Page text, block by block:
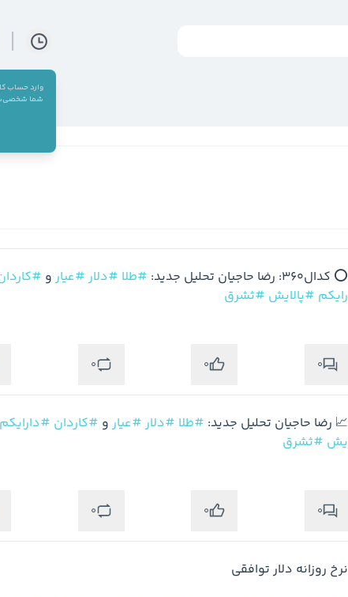
وارد حساب
شما
⭕️ کدال360: رضا حاجیان تحلیل جدید: #طلا #دلار #عیار و
رایکم #پالایش #ثشرق
0
0
0
📈 رضا حاجیان تحلیل جدید: #طلا #دلار #عیار و #کاردان #دارایکم
یش #ثشرق
0
0
0